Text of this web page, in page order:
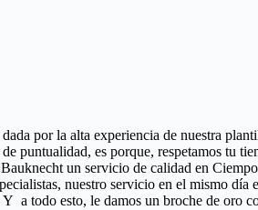
por la alta experiencia de nuestra
puntualidad, es porque, respetamos tu
un servicio de calidad en
nuestro servicio en el mismo día
a todo esto, le damos un broche de oro